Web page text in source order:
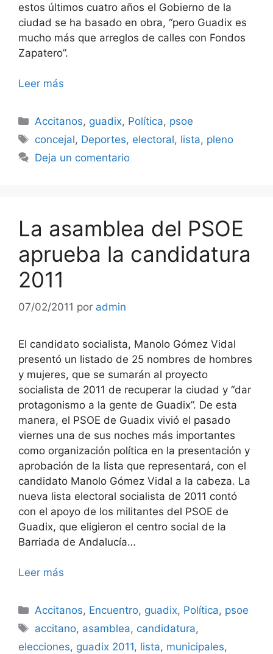
estos últimos cuatro años el Gobierno de la
ciudad se ha basado en obra, “pero Guadix es
mucho más que arreglos de calles con Fondos
Zapatero”.
Leer más
Categorías
Accitanos, guadix, Política, psoe
Etiquetas
concejal, Deportes, electoral, lista, pleno
Deja un comentario
La asamblea del PSOE
aprueba la candidatura
2011
07/02/2011 por admin
El candidato socialista, Manolo Gómez Vidal
presentó un listado de 25 nombres de hombres
y mujeres, que se sumarán al proyecto
socialista de 2011 de recuperar la ciudad y “dar
protagonismo a la gente de Guadix”. De esta
manera, el PSOE de Guadix vivió el pasado
viernes una de sus noches más importantes
como organización política en la presentación y
aprobación de la lista que representará, con el
candidato Manolo Gómez Vidal a la cabeza. La
nueva lista electoral socialista de 2011 contó
con el apoyo de los militantes del PSOE de
Guadix, que eligieron el centro social de la
Barriada de Andalucía…
Leer más
Categorías
Accitanos, Encuentro, guadix, Política, psoe
Etiquetas
accitano, asamblea, candidatura,
elecciones, guadix 2011, lista, municipales,